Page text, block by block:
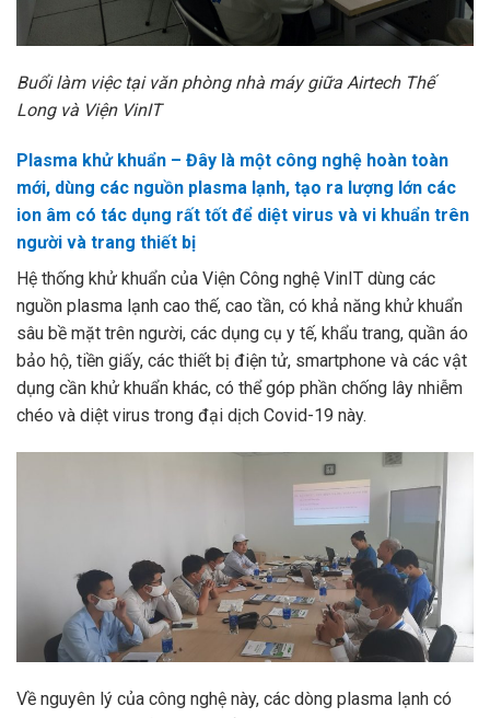
Buổi làm việc tại văn phòng nhà máy giữa Airtech Thế
Long và Viện VinIT
Plasma khử khuẩn – Đây là một công nghệ hoàn toàn
mới, dùng các nguồn plasma lạnh, tạo ra lượng lớn các
ion âm có tác dụng rất tốt để diệt virus và vi khuẩn trên
người và trang thiết bị
Hệ thống khử khuẩn của Viện Công nghệ VinIT dùng các
nguồn plasma lạnh cao thế, cao tần, có khả năng khử khuẩn
sâu bề mặt trên người, các dụng cụ y tế, khẩu trang, quần áo
bảo hộ, tiền giấy, các thiết bị điện tử, smartphone và các vật
dụng cần khử khuẩn khác, có thể góp phần chống lây nhiễm
chéo và diệt virus trong đại dịch Covid-19 này.
Về nguyên lý của công nghệ này, các dòng plasma lạnh có